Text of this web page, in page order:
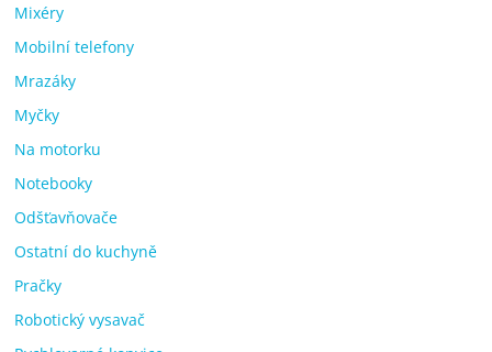
Mixéry
Mobilní telefony
Mrazáky
Myčky
Na motorku
Notebooky
Odšťavňovače
Ostatní do kuchyně
Pračky
Robotický vysavač